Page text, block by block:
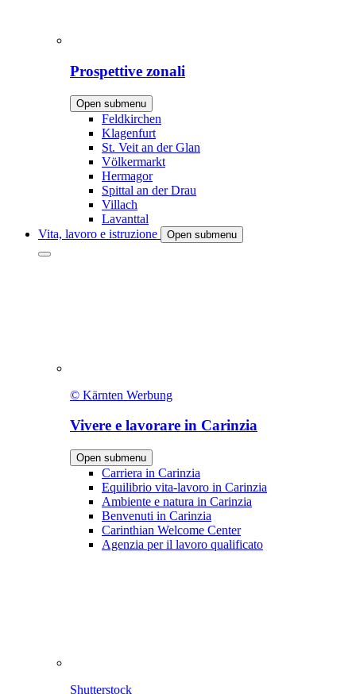
Prospettive zonali
Open submenu
Feldkirchen
Klagenfurt
St. Veit an der Glan
Völkermarkt
Hermagor
Spittal an der Drau
Villach
Lavanttal
Vita, lavoro e istruzione
Open submenu
© Kärnten Werbung
Vivere e lavorare in Carinzia
Open submenu
Carriera in Carinzia
Equilibrio vita-lavoro in Carinzia
Ambiente e natura in Carinzia
Benvenuti in Carinzia
Carinthian Welcome Center
Agenzia per il lavoro qualificato
Shutterstock